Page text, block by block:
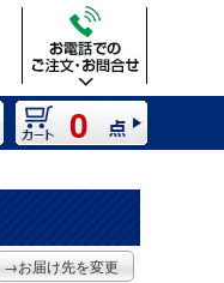
0
→お届け先を変更